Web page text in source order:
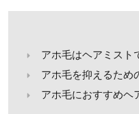
アホ毛はヘアミスト
アホ毛を抑えるため
アホ毛におすすめヘ